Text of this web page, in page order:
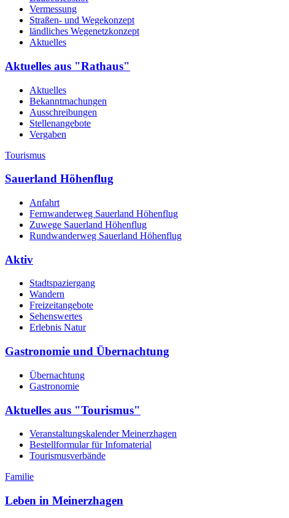
Vermessung
Straßen- und Wegekonzept
ländliches Wegenetzkonzept
Aktuelles
Aktuelles aus "Rathaus"
Aktuelles
Bekanntmachungen
Ausschreibungen
Stellenangebote
Vergaben
Tourismus
Sauerland Höhenflug
Anfahrt
Fernwanderweg Sauerland Höhenflug
Zuwege Sauerland Höhenflug
Rundwanderweg Sauerland Höhenflug
Aktiv
Stadtspaziergang
Wandern
Freizeitangebote
Sehenswertes
Erlebnis Natur
Gastronomie und Übernachtung
Übernachtung
Gastronomie
Aktuelles aus "Tourismus"
Veranstaltungskalender Meinerzhagen
Bestellformular für Infomaterial
Tourismusverbände
Familie
Leben in Meinerzhagen